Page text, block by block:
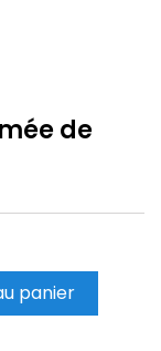
de
panier